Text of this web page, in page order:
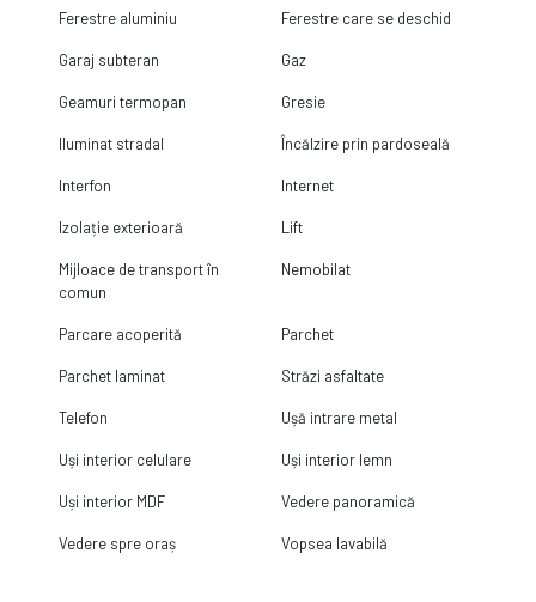
Ferestre aluminiu Ferestre care se deschid
Garaj subteran Gaz
Geamuri termopan Gresie
Iluminat stradal Încălzire prin pardoseală
Interfon Internet
Izolație exterioară Lift
Mijloace de transport în
comun
Nemobilat
Parcare acoperită Parchet
Parchet laminat Străzi asfaltate
Telefon Ușă intrare metal
Uși interior celulare Uși interior lemn
Uși interior MDF Vedere panoramică
Vedere spre oraș Vopsea lavabilă